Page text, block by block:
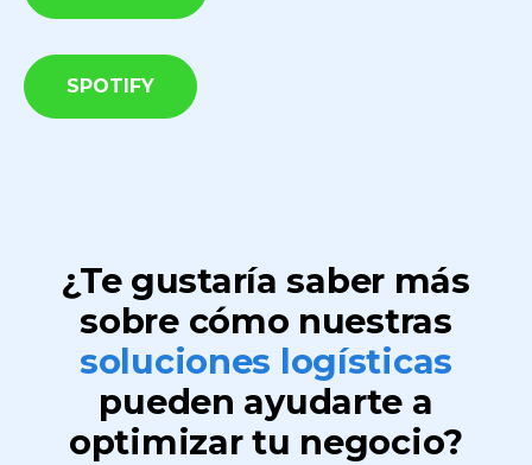
SPOTIFY
¿Te gustaría saber más
sobre cómo nuestras
soluciones logísticas
pueden ayudarte a
optimizar tu negocio?